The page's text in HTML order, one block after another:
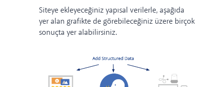
Siteye ekleyeceğiniz yapısal verilerle, aşağıda
yer alan grafikte de görebileceğiniz üzere birçok
sonuçta yer alabilirsiniz.